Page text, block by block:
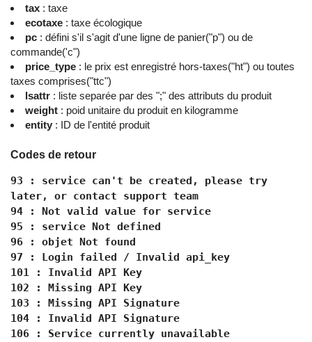
tax : taxe
ecotaxe : taxe écologique
pc : défini s'il s'agit d'une ligne de panier("p") ou de
commande('c")
price_type : le prix est enregistré hors-taxes("ht") ou toutes
taxes comprises("ttc")
lsattr : liste separée par des ";" des attributs du produit
weight : poid unitaire du produit en kilogramme
entity : ID de l'entité produit
Codes de retour
93 : service can't be created, please try
later, or contact support team
94 : Not valid value for service
95 : service Not defined
96 : objet Not found
97 : Login failed / Invalid api_key
101 : Invalid API Key
102 : Missing API Key
103 : Missing API Signature
104 : Invalid API Signature
106 : Service currently unavailable